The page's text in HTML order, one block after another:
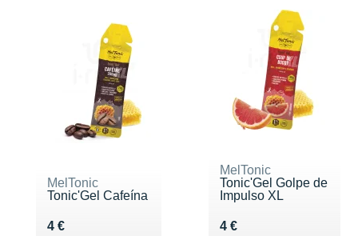
MelTonic
Tonic'Gel Cafeína
4 €
Vendu 4 €
MelTonic
Tonic'Gel Golpe de
Impulso XL
4 €
Vendu 4 €